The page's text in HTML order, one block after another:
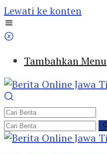
Lewati ke konten
Tambahkan Menu